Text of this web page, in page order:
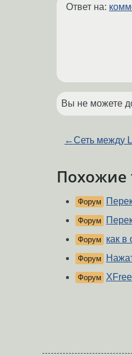
Ответ на:
Вы не можете
←Сеть между
Похожие
Форум
Форум
Форум как в
Форум
Форум